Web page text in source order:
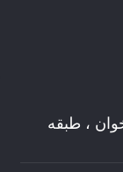
، طبقه